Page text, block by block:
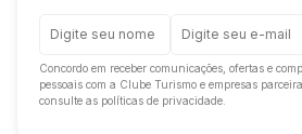
Concordo em receber comunicações, ofertas e
pessoais com a Clube Turismo e empresas
consulte as políticas de privacidade.